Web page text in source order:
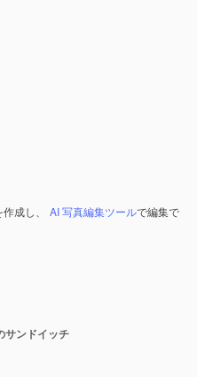
成し、 AI 写真編集ツールで編集で
サンドイッチ